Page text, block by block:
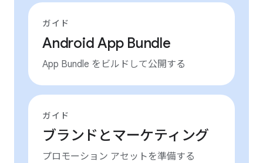
ガイド
Android App Bundle
App Bundle をビルドして公開する
ガイド
ブランドとマーケティング
プロモーション アセットを準備する